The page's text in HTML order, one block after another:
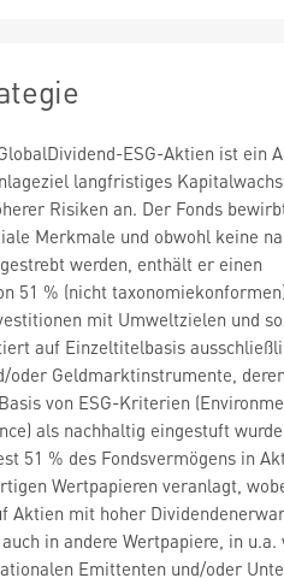
ESG-Aktien ist ein
langfristiges
Risiken an. Der Fonds
Merkmale und obwohl keine
werden, enthält er einen
51 % (nicht
mit Umweltzielen und
auf Einzeltitelbasis
oder Geldmarktinstrumente,
von ESG-Kriterien
als nachhaltig eingestuft
51 % des Fondsvermögens in
Wertpapieren veranlagt,
Aktien mit hoher
in andere Wertpapiere, in u.a.
Emittenten und/oder